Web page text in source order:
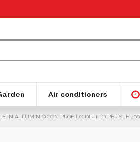
Air conditioners
IN ALLUMINIO CON PROFILO DIRITTO PER SLF 400